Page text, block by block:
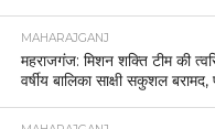
MAHARAJGANJ
महराजगंज: मिशन शक्ति टीम की
वर्षीय बालिका साक्षी सकुशल